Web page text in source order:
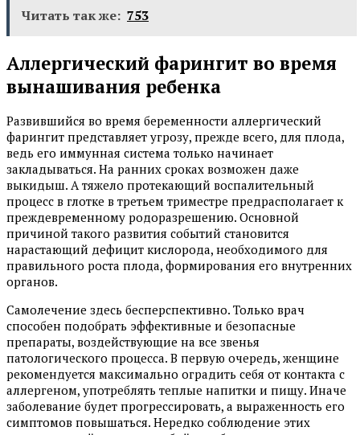
Читать так же: 753
Аллергический фарингит во время
вынашивания ребенка
Развившийся во время беременности аллергический
фарингит представляет угрозу, прежде всего, для плода,
ведь его иммунная система только начинает
закладываться. На ранних сроках возможен даже
выкидыш. А тяжело протекающий воспалительный
процесс в глотке в третьем триместре предрасполагает к
преждевременному родоразрешению. Основной
причиной такого развития событий становится
нарастающий дефицит кислорода, необходимого для
правильного роста плода, формирования его внутренних
органов.
Самолечение здесь бесперспективно. Только врач
способен подобрать эффективные и безопасные
препараты, воздействующие на все звенья
патологического процесса. В первую очередь, женщине
рекомендуется максимально оградить себя от контакта с
аллергеном, употреблять теплые напитки и пищу. Иначе
заболевание будет прогрессировать, а выраженность его
симптомов повышаться. Нередко соблюдение этих